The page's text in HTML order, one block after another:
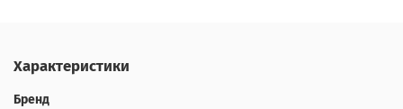
Характеристики
Бренд